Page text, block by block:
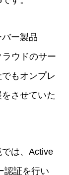
ー製品
ウドのサー
もオンプレ
させていた
は、Active
認証を行い